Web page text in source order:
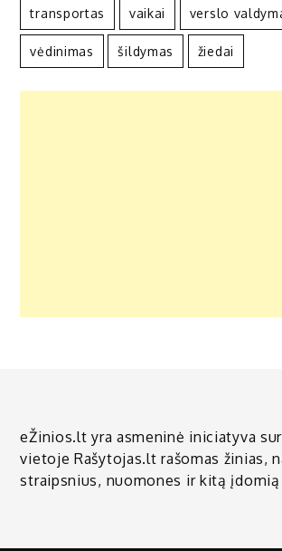
transportas vaikai verslo
vėdinimas šildymas žiedai
eŽinios.lt yra asmeninė iniciatyva
vietoje Rašytojas.lt rašomas žinias,
straipsnius, nuomones ir kitą